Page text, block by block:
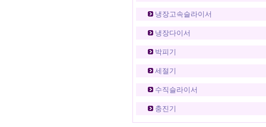
냉장고속슬라이서
냉장다이서
박피기
세절기
수직슬라이서
충진기